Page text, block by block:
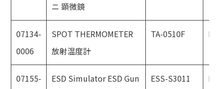
ニ 顕微鏡
07134-
0006
SPOT THERMOMETER
放射温度計
TA-0510F
07155-
ESD Simulator ESD Gun
ESS-S3011